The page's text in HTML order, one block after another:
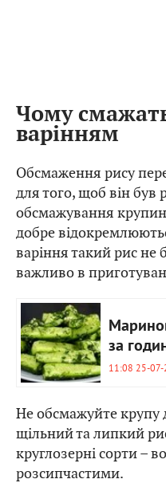
Чому
варінням
Обсмаження рису
для того, щоб він був
обсмажування
добре
варіння такий рис не
важливо в
за
11:08 25-07-
Не обсмажуйте крупу
щільний та липкий
круглозерні сорти –
розсипчастими.